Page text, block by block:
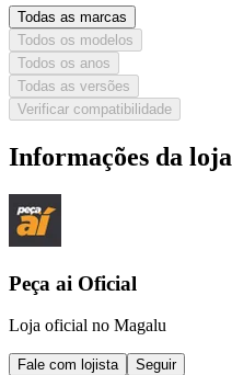
Todas as marcas
Todos os modelos
Todos os anos
Todas as versões
Verificar compatibilidade
Informações da loja
Peça ai Oficial
Loja oficial no Magalu
Fale com lojista Seguir